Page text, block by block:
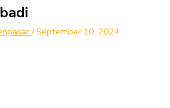
/September 10, 2024